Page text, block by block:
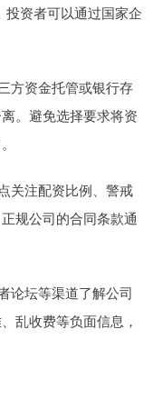
投资者可以通过国家企
方资金托管或银行存
。避免选择要求将资
关注配资比例、警戒
规公司的合同条款通
论坛等渠道了解公司
乱收费等负面信息，